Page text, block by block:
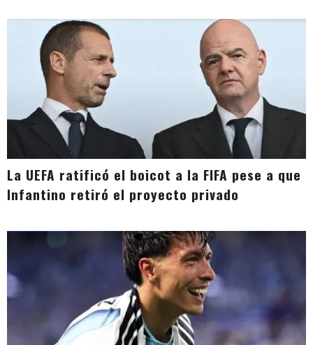
La UEFA ratificó el boicot a la FIFA pese a que
Infantino retiró el proyecto privado